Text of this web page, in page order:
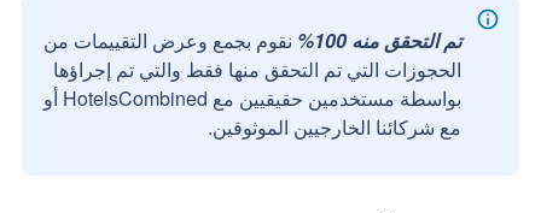
تم التحقق منه 100%
نقوم بجمع وعرض التقييمات من
الحجوزات التي تم التحقق منها فقط والتي تم إجراؤها
بواسطة مستخدمين حقيقيين مع HotelsCombined أو
مع شركائنا الخارجيين الموثوقين.